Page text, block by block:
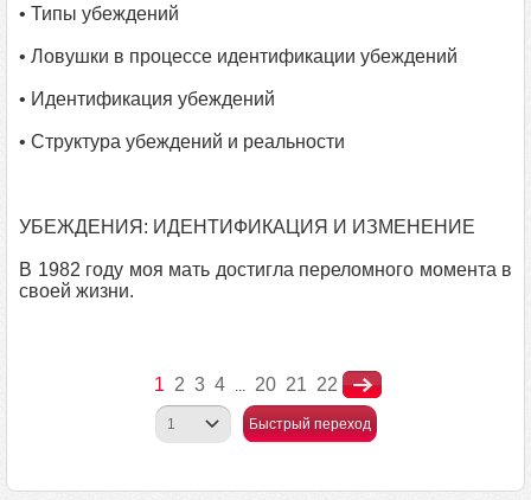
• Типы убеждений
• Ловушки в процессе идентификации убеждений
• Идентификация убеждений
• Структура убеждений и реальности
УБЕЖДЕНИЯ: ИДЕНТИФИКАЦИЯ И ИЗМЕНЕНИЕ
В 1982 году моя мать достигла переломного момента в
своей жизни.
1 2 3 4 ... 20 21 22
Быстрый переход